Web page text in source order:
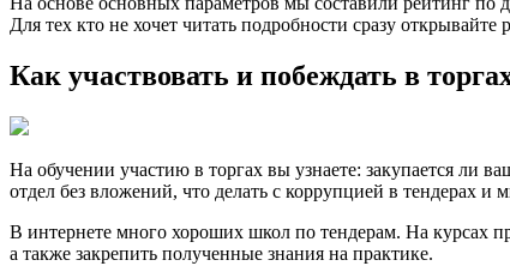
Для тех кто не хочет читать подробности сразу открывайте
Как участвовать и побеждать в
На обучении участию в торгах вы узнаете: закупается ли
отдел без вложений, что делать с коррупцией в тендерах и
В интернете много хороших школ по тендерам. На курсах
а также закрепить полученные знания на практике.